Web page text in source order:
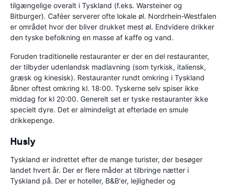
tilgængelige overalt i Tyskland (f.eks. Warsteiner og
Bitburger). Caféer serverer ofte lokale øl. Nordrhein-Westfalen
er området hvor der bliver drukket mest øl. Endvidere drikker
den tyske befolkning en masse af kaffe og vand.
Foruden traditionelle restauranter er der en del restauranter,
der tilbyder udenlandsk madlavning (som tyrkisk, italiensk,
græsk og kinesisk). Restauranter rundt omkring i Tyskland
åbner oftest omkring kl. 18:00. Tyskerne selv spiser ikke
middag for kl 20:00. Generelt set er tyske restauranter ikke
specielt dyre. Det er almindeligt at efterlade en smule
drikkepenge.
Husly
Tyskland er indrettet efter de mange turister, der besøger
landet hvert år. Der er flere måder at tilbringe nætter i
Tyskland på. Der er hoteller, B&B'er, lejligheder og